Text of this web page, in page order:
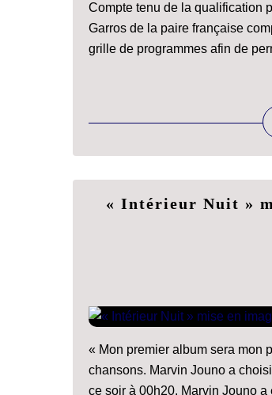
Compte tenu de la qualification
Garros de la paire française
grille de programmes afin de
« Intérieur Nuit »
« Mon premier album sera mon
chansons. Marvin Jouno a
ce soir à 00h20. Marvin Jouno a